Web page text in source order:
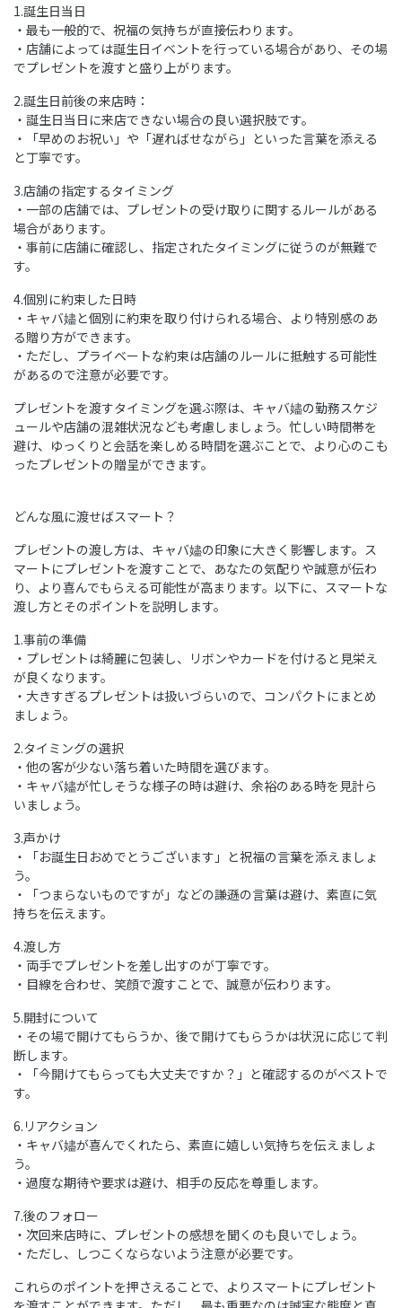
1.誕生日当日
・最も一般的で、祝福の気持ちが直接伝わります。
・店舗によっては誕生日イベントを行っている場合があり、その場
でプレゼントを渡すと盛り上がります。
2.誕生日前後の来店時：
・誕生日当日に来店できない場合の良い選択肢です。
・「早めのお祝い」や「遅ればせながら」といった言葉を添える
と丁寧です。
3.店舗の指定するタイミング
・一部の店舗では、プレゼントの受け取りに関するルールがある
場合があります。
・事前に店舗に確認し、指定されたタイミングに従うのが無難で
す。
4.個別に約束した日時
・キャバ嬧と個別に約束を取り付けられる場合、より特別感のあ
る贈り方ができます。
・ただし、プライベートな約束は店舗のルールに抵触する可能性
があるので注意が必要です。
プレゼントを渡すタイミングを選ぶ際は、キャバ嬧の勤務スケジ
ュールや店舗の混雑状況なども考慮しましょう。忙しい時間帯を
避け、ゆっくりと会話を楽しめる時間を選ぶことで、より心のこも
ったプレゼントの贈呈ができます。
どんな風に渡せばスマート？
プレゼントの渡し方は、キャバ嬧の印象に大きく影響します。ス
マートにプレゼントを渡すことで、あなたの気配りや誠意が伝わ
り、より喜んでもらえる可能性が高まります。以下に、スマートな
渡し方とそのポイントを説明します。
1.事前の準備
・プレゼントは綺麗に包装し、リボンやカードを付けると見栄え
が良くなります。
・大きすぎるプレゼントは扱いづらいので、コンパクトにまとめ
ましょう。
2.タイミングの選択
・他の客が少ない落ち着いた時間を選びます。
・キャバ嬧が忙しそうな様子の時は避け、余裕のある時を見計ら
いましょう。
3.声かけ
・「お誕生日おめでとうございます」と祝福の言葉を添えましょ
う。
・「つまらないものですが」などの謙遜の言葉は避け、素直に気
持ちを伝えます。
4.渡し方
・両手でプレゼントを差し出すのが丁寧です。
・目線を合わせ、笑顔で渡すことで、誠意が伝わります。
5.開封について
・その場で開けてもらうか、後で開けてもらうかは状況に応じて判
断します。
・「今開けてもらっても大丈夫ですか？」と確認するのがベストで
す。
6.リアクション
・キャバ嬧が喜んでくれたら、素直に嬉しい気持ちを伝えましょ
う。
・過度な期待や要求は避け、相手の反応を尊重します。
7.後のフォロー
・次回来店時に、プレゼントの感想を聞くのも良いでしょう。
・ただし、しつこくならないよう注意が必要です。
これらのポイントを押さえることで、よりスマートにプレゼント
エリア エリア エリア エリア